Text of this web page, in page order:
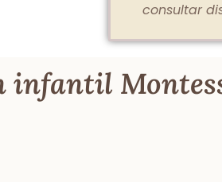
consultar
infantil